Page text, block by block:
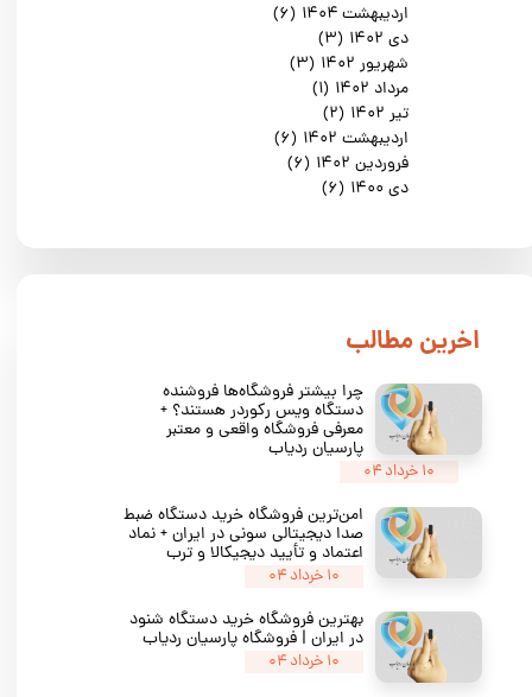
اردیبهشت ۱۴۰۴
(۶)
دی ۱۴۰۲
(۳)
شهریور ۱۴۰۲
(۳)
مرداد ۱۴۰۲
(۱)
تیر ۱۴۰۲
(۲)
اردیبهشت ۱۴۰۲
(۶)
فروردین ۱۴۰۲
(۶)
دی ۱۴۰۰
(۶)
​اخرین مطالب
چرا بیشتر فروشگاه‌ها فروشنده
دستگاه ویس رکوردر هستند؟ +
معرفی فروشگاه واقعی و معتبر
پارسیان ردیاب
۱۰ خرداد ۰۴
امن‌ترین فروشگاه خرید دستگاه ضبط
صدا دیجیتالی سونی در ایران + نماد
اعتماد و تأیید دیجیکالا و ترب
۱۰ خرداد ۰۴
بهترین فروشگاه خرید دستگاه شنود
در ایران | فروشگاه پارسیان ردیاب
۱۰ خرداد ۰۴